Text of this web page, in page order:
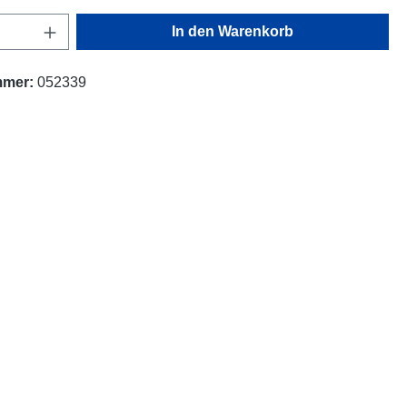
Anzahl: Gib den gewünschten Wert ein
In den Warenkorb
052339